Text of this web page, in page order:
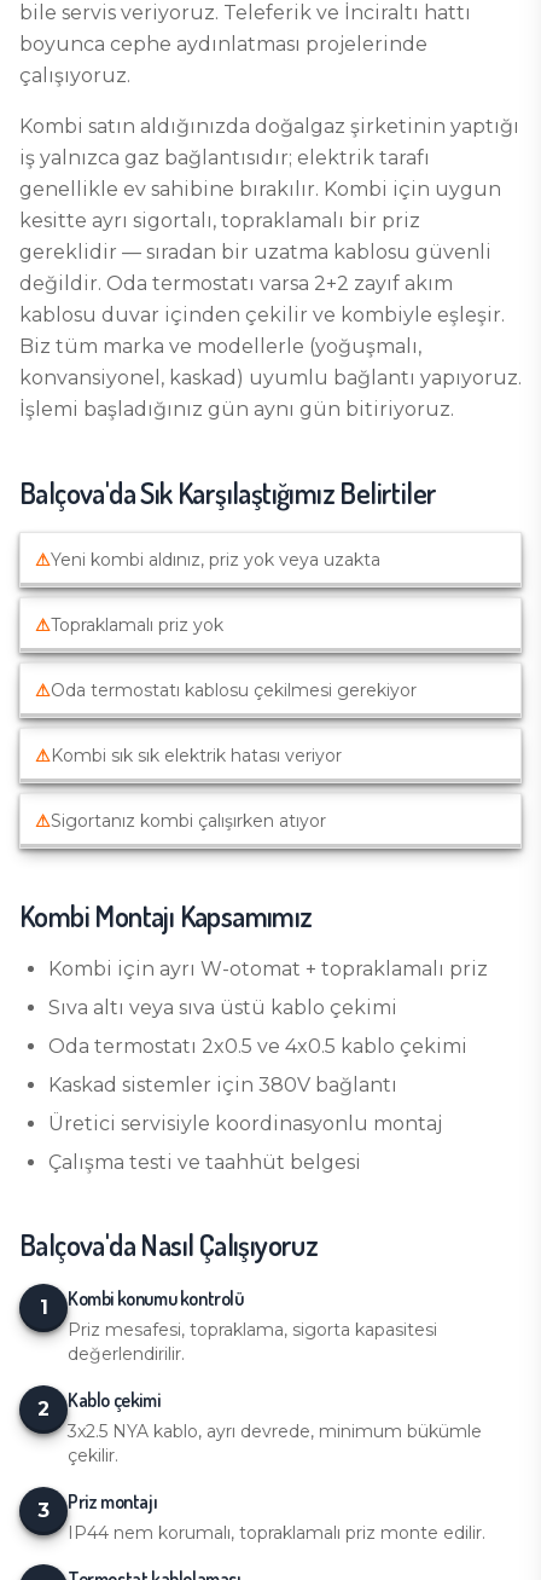
bile servis veriyoruz. Teleferik ve İnciraltı hattı
boyunca cephe aydınlatması projelerinde
çalışıyoruz.
Kombi satın aldığınızda doğalgaz şirketinin yaptığı
iş yalnızca gaz bağlantısıdır; elektrik tarafı
genellikle ev sahibine bırakılır. Kombi için uygun
kesitte ayrı sigortalı, topraklamalı bir priz
gereklidir — sıradan bir uzatma kablosu güvenli
değildir. Oda termostatı varsa 2+2 zayıf akım
kablosu duvar içinden çekilir ve kombiyle eşleşir.
Biz tüm marka ve modellerle (yoğuşmalı,
konvansiyonel, kaskad) uyumlu bağlantı yapıyoruz.
İşlemi başladığınız gün aynı gün bitiriyoruz.
Balçova'da Sık Karşılaştığımız Belirtiler
⚠Yeni kombi aldınız, priz yok veya uzakta
⚠Topraklamalı priz yok
⚠Oda termostatı kablosu çekilmesi gerekiyor
⚠Kombi sık sık elektrik hatası veriyor
⚠Sigortanız kombi çalışırken atıyor
Kombi Montajı Kapsamımız
Kombi için ayrı W-otomat + topraklamalı priz
Sıva altı veya sıva üstü kablo çekimi
Oda termostatı 2x0.5 ve 4x0.5 kablo çekimi
Kaskad sistemler için 380V bağlantı
Üretici servisiyle koordinasyonlu montaj
Çalışma testi ve taahhüt belgesi
Balçova'da Nasıl Çalışıyoruz
1 Kombi konumu kontrolü
Priz mesafesi, topraklama, sigorta kapasitesi
değerlendirilir.
2 Kablo çekimi
3x2.5 NYA kablo, ayrı devrede, minimum bükümle
çekilir.
3 Priz montajı
IP44 nem korumalı, topraklamalı priz monte edilir.